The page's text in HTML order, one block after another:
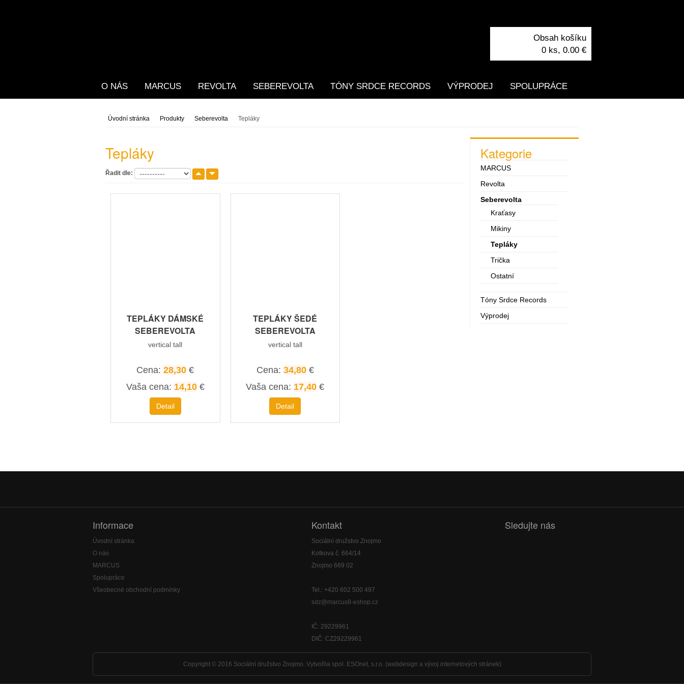
Úvodní stránka Produkty Seberevolta Tepláky
Tepláky
Řadit dle:
TEPLÁKY DÁMSKÉ
SEBEREVOLTA
vertical tall
Cena:28,30 €
Vaša cena: 14,10€
Detail
TEPLÁKY ŠEDÉ
SEBEREVOLTA
vertical tall
Cena: 34,80€
Vaša cena: 17,40 €
Detail
Kategorie
MARCUS
Revolta
Seberevolta
Kraťasy
Mikiny
Tepláky
Trička
Ostatní
Tóny Srdce Records
Výprodej
Obsah košíku
0 ks, 0.00 €
O NÁS MARCUS REVOLTA SEBEREVOLTA TÓNY SRDCE RECORDS VÝPRODEJ SPOLUPRÁCE
Informace
Úvodní stránka
O nás
MARCUS
Spolupráce
Všeobecné obchodní podmínky
Kontakt
Sociální družstvo Znojmo
Kotkova č. 664/14
Znojmo 669 02
Tel.: +420 602 500 497
sdz@marcus8-eshop.cz
IČ: 29229961
DIČ: CZ29229961
Sledujte nás
Copyright © 2016 Sociální družstvo Znojmo. Vytvořila spol. ESOnet, s.r.o. (webdesign a vývoj internetových stránek)